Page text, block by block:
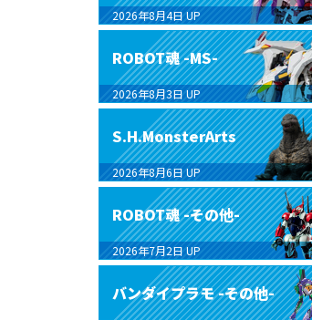
2026年8月4日 UP
ROBOT魂 -MS-
2026年8月3日 UP
S.H.MonsterArts
2026年8月6日 UP
ROBOT魂 -その他-
2026年7月2日 UP
バンダイプラモ -その他-